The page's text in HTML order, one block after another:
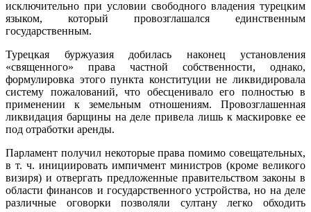
исключительно при условии свободного владения турецким
языком, который провозглашался единственным
государственным.
Турецкая буржуазия добилась наконец установления
«священного» права частной собственности, однако,
формулировка этого пункта конституции не ликвидировала
систему пожалований, что обесценивало его полностью в
применении к земельным отношениям. Провозглашенная
ликвидация барщины на деле привела лишь к маскировке ее
под отработки аренды.
Парламент получил некоторые права помимо совещательных,
в т. ч. инициировать импичмент министров (кроме великого
визиря) и отвергать предложенные правительством законы в
области финансов и государственного устройства, но на деле
различные оговорки позволяли султану легко обходить